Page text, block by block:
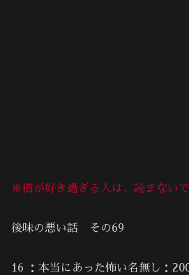
※猫が好き過ぎる人は、読まないで
後味の悪い話 その69
16 ：本当にあった怖い名無し：